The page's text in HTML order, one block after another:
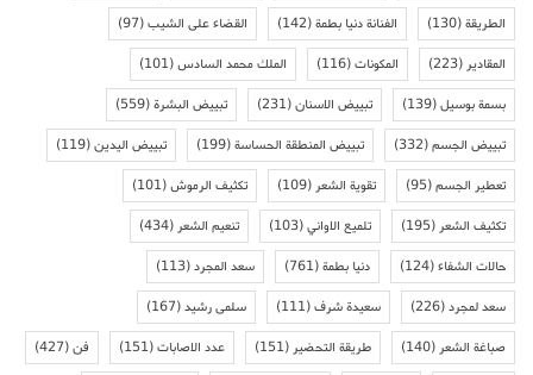
الطريقة(130) الفنانة دنيا بطمة(142) القضاء على الشيب(97)
المقادير(223) المكونات(116) الملك محمد السادس(101)
بسمة بوسيل(139) تبييض الاسنان(231) تبييض البشرة(559)
تبييض الجسم(332) تبييض المنطقة الحساسة(199) تبييض اليدين(119)
تعطير الجسم(95) تقوية الشعر(109) تكثيف الرموش(101)
تكثيف الشعر(195) تلميع الاواني(103) تنعيم الشعر(434)
حالات الشفاء(124) دنيا بطمة(761) سعد المجرد(113)
سعد لمجرد(226) سعيدة شرف(111) سلمى رشيد(167)
صباغة الشعر(140) طريقة التحضير(151) عدد الاصابات(151) فن(427)